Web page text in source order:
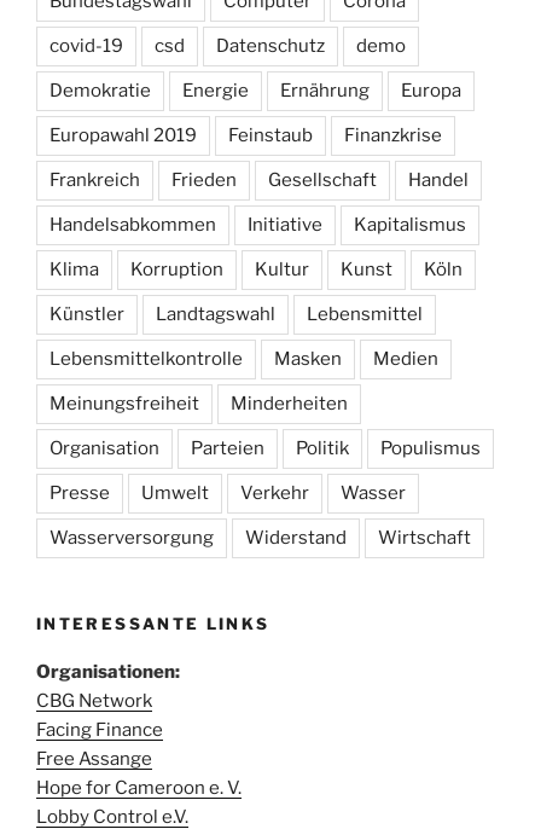
covid-19 csd Datenschutz demo
Demokratie Energie Ernährung Europa
Europawahl 2019 Feinstaub Finanzkrise
Frankreich Frieden Gesellschaft Handel
Handelsabkommen Initiative Kapitalismus
Klima Korruption Kultur Kunst Köln
Künstler Landtagswahl Lebensmittel
Lebensmittelkontrolle Masken Medien
Meinungsfreiheit Minderheiten
Organisation Parteien Politik Populismus
Presse Umwelt Verkehr Wasser
Wasserversorgung Widerstand Wirtschaft
INTERESSANTE LINKS
Organisationen:
CBG Network
Facing Finance
Free Assange
Hope for Cameroon e. V.
Lobby Control e.V.